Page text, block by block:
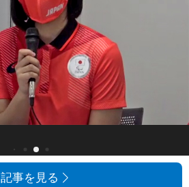
記事を見る